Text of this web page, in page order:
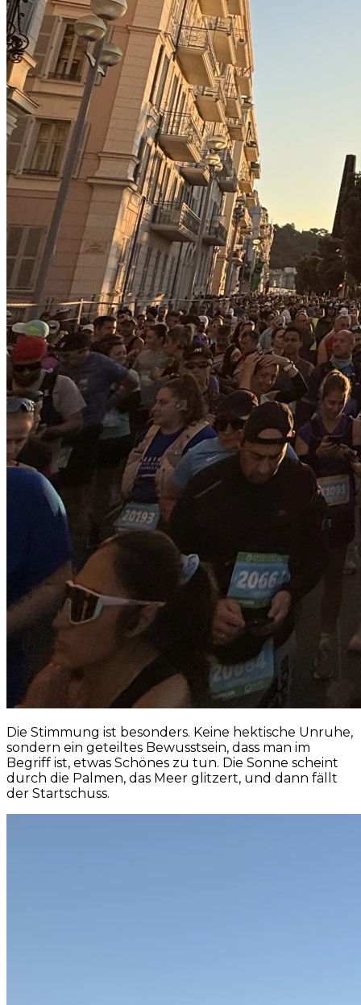
Die Stimmung ist besonders. Keine hektische Unruhe,
sondern ein geteiltes Bewusstsein, dass man im
Begriff ist, etwas Schönes zu tun. Die Sonne scheint
durch die Palmen, das Meer glitzert, und dann fällt
der Startschuss.